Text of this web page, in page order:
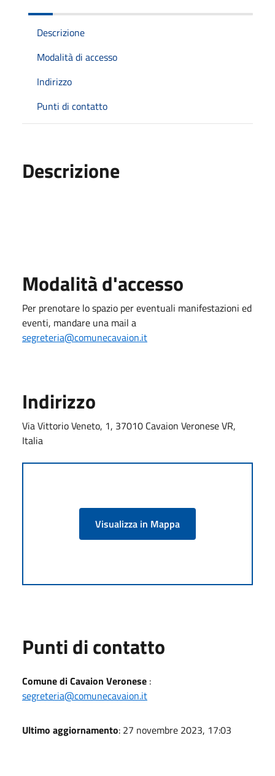
Descrizione
Modalità di accesso
Indirizzo
Punti di contatto
Descrizione
Modalità d'accesso
Per prenotare lo spazio per eventuali manifestazioni ed
eventi, mandare una mail a
segreteria@comunecavaion.it
Indirizzo
Via Vittorio Veneto, 1, 37010 Cavaion Veronese VR,
Italia
Visualizza in Mappa
Punti di contatto
Comune di Cavaion Veronese :
segreteria@comunecavaion.it
Ultimo aggiornamento: 27 novembre 2023, 17:03